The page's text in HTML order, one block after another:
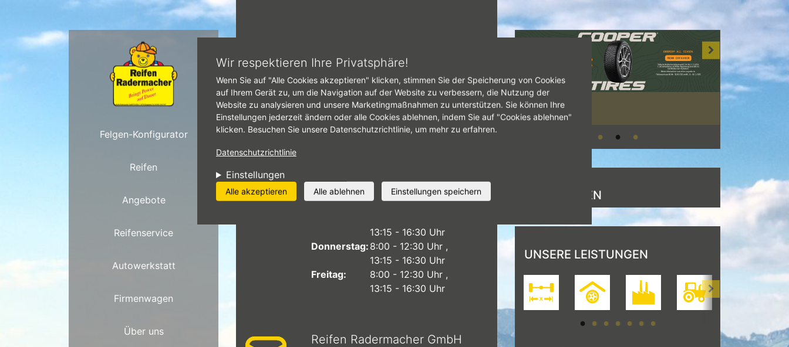
Wir respektieren Ihre Privatsphäre!
Wenn Sie auf "Alle Cookies akzeptieren" klicken, stimmen Sie der Speicherung von Cookies
auf Ihrem Gerät zu, um die Navigation auf der Website zu verbessern, die Nutzung der
Website zu analysieren und unsere Marketingmaßnahmen zu unterstützen. Sie können Ihre
Einstellungen jederzeit ändern oder alle Cookies ablehnen, indem Sie auf "Cookies ablehnen"
klicken. Besuchen Sie unsere Datenschutzrichtlinie, um mehr zu erfahren.
Datenschutzrichtlinie
Einstellungen
Alle akzeptieren Alle ablehnen Einstellungen speichern
Direkt zum Inhalt
Felgen-Konfigurator
Reifen
Angebote
Reifenservice
Autowerkstatt
Firmenwagen
Über uns
Reifen Radermacher
Öffnungszeiten
Samstag:
8:00 - 11:30 Uhr
Auftragsannahme bis 11:00 Uhr // PKW
Dienstag:
8:00 - 12:30 Uhr
13:15 - 16:30 Uhr
13:15 - 16:30 Uhr
Donnerstag: 8:00 - 12:30 Uhr
13:15 - 16:30 Uhr
Freitag:
8:00 - 12:30 Uhr
13:15 - 16:30 Uhr
Reifen Radermacher GmbH
NEUIGKEITEN
UNSERE LEISTUNGEN
[Achsvermessung>[Einlagerung>[Industriereifen>[Landwirtschaft>
[LKW>